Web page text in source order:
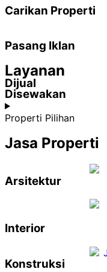
Carikan Properti
Pasang Iklan
Layanan
Dijual
Disewakan
Properti Pilihan
Jasa Properti
Arsitektur
Interior
Konstruksi